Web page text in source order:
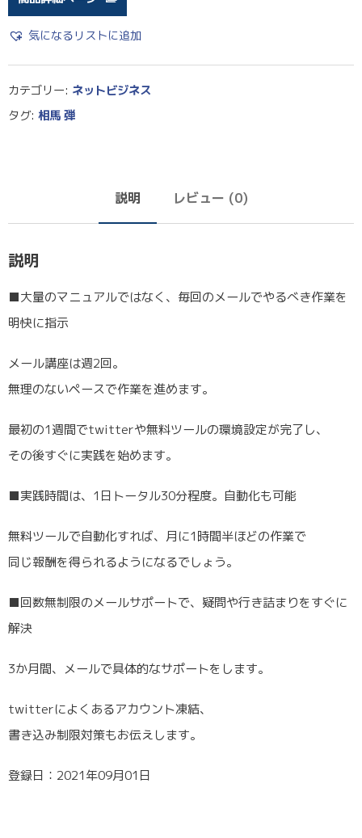
気になるリストに追加
カテゴリー: ネットビジネス
タグ: 相馬 弾
説明 レビュー (0)
説明
■大量のマニュアルではなく、毎回のメールでやるべき作業を
明快に指示
メール講座は週2回。
無理のないペースで作業を進めます。
最初の1週間でtwitterや無料ツールの環境設定が完了し、
その後すぐに実践を始めます。
■実践時間は、1日トータル30分程度。自動化も可能
無料ツールで自動化すれば、月に1時間半ほどの作業で
同じ報酬を得られるようになるでしょう。
■回数無制限のメールサポートで、疑問や行き詰まりをすぐに
解決
3か月間、メールで具体的なサポートをします。
twitterによくあるアカウント凍結、
書き込み制限対策もお伝えします。
登録日：2021年09月01日